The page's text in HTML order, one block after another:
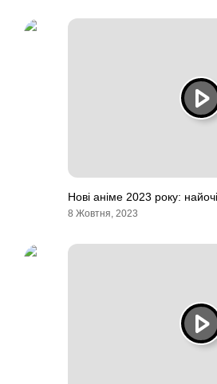
Нові аніме 2023 року:
8 Жовтня, 2023